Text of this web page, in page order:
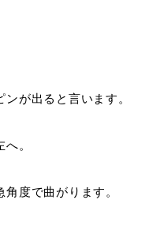
ンが出る と言います。
。
度で曲がります。